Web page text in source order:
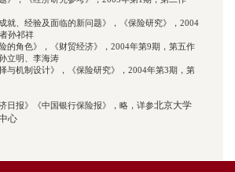
就、经验及面临的新问题》，《保险研究》，2004
孙祁祥
的角色》，《财贸经济》，2004年第9期，第五作
立明、李海涛
与机制设计》，《保险研究》，2004年第3期，第
日报》《中国银行保险报》，略，详参北京大学
心